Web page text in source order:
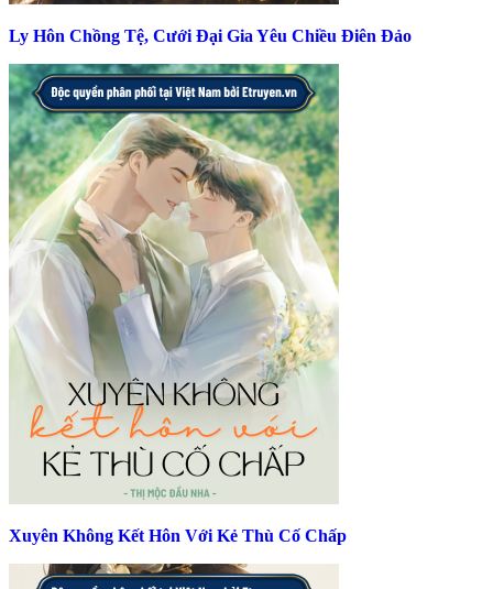
Ly Hôn Chồng Tệ, Cưới Đại Gia Yêu Chiều Điên Đảo
Xuyên Không Kết Hôn Với Kẻ Thù Cố Chấp